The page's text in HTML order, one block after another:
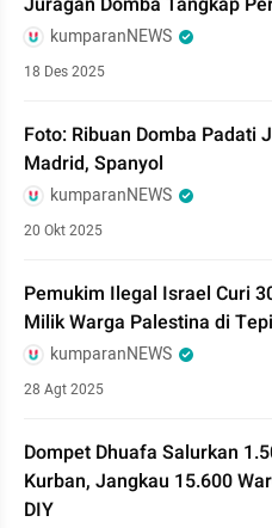
kumparanNEWS
18 Des 2025
Foto: Ribuan Domba Padati
Madrid, Spanyol
kumparanNEWS
20 Okt 2025
Pemukim Ilegal Israel Curi
Milik Warga Palestina di
kumparanNEWS
28 Agt 2025
Dompet Dhuafa Salurkan
Kurban, Jangkau 15.600
DIY